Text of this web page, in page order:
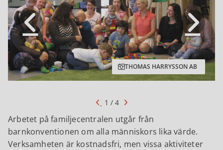
THOMAS HARRYSSON AB
1 / 4
Arbetet på familjecentralen utgår från
barnkonventionen om alla människors lika värde.
Verksamheten är kostnadsfri, men vissa aktiviteter